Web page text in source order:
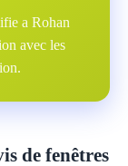
a Rohan
avec les
de fenêtres